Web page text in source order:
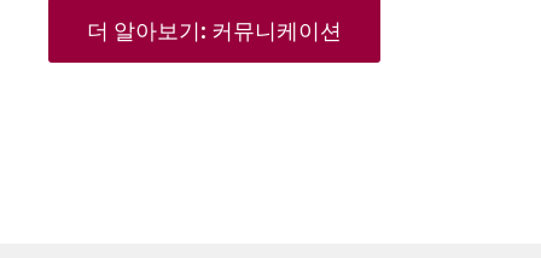
더 알아보기: 커뮤니케이션